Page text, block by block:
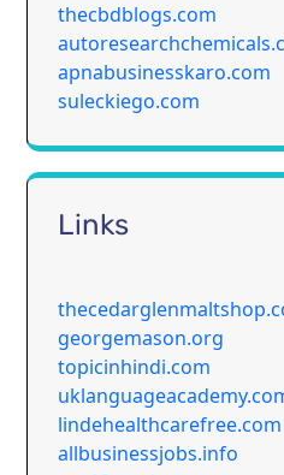
thecbdblogs.com
apnabusinesskaro.com
suleckiego.com
Links
georgemason.org
topicinhindi.com
lindehealthcarefree.com
allbusinessjobs.info